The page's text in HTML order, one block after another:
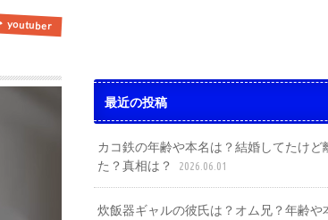
youtuber
最近の投稿
カコ鉄の年齢や本名は？結婚してたけど
た？真相は？
2026.06.01
炊飯器ギャルの彼氏は？オム兄？年齢や